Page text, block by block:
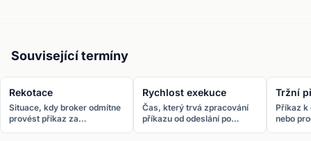
Související termíny
Rekotace
Situace, kdy broker odmítne
provést příkaz za
Rychlost exekuce
Čas, který trvá zpracování
příkazu od odeslání po
Tržní
Příkaz k
nebo